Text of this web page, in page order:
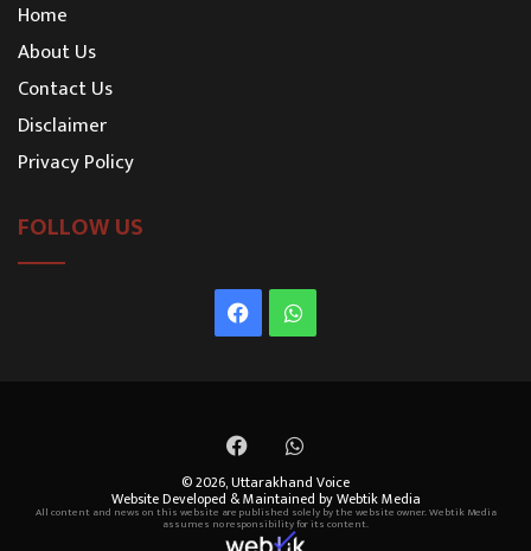
Home
About Us
Contact Us
Disclaimer
Privacy Policy
FOLLOW US
FacebookWhatsApp
FacebookWhatsApp
© 2026,Uttarakhand Voice
Website Developed & Maintained by Webtik Media
All content and news on this website are published solely by the website owner. Webtik Media
assumes no responsibility for its content.